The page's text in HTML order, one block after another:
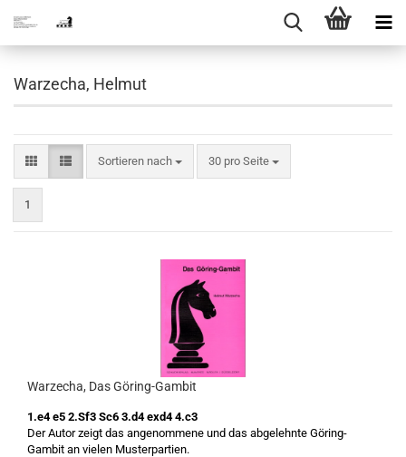
Warzecha, Helmut
Sortieren nach
Sortieren nach 30 pro Seite
pro Seite
1
Warzecha, Das Göring-Gambit
1.e4 e5 2.Sf3 Sc6 3.d4 exd4 4.c3
Der Autor zeigt das angenommene und das abgelehnte Göring-
Gambit an vielen Musterpartien.